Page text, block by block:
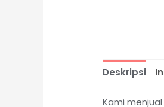
Deskripsi
Kami